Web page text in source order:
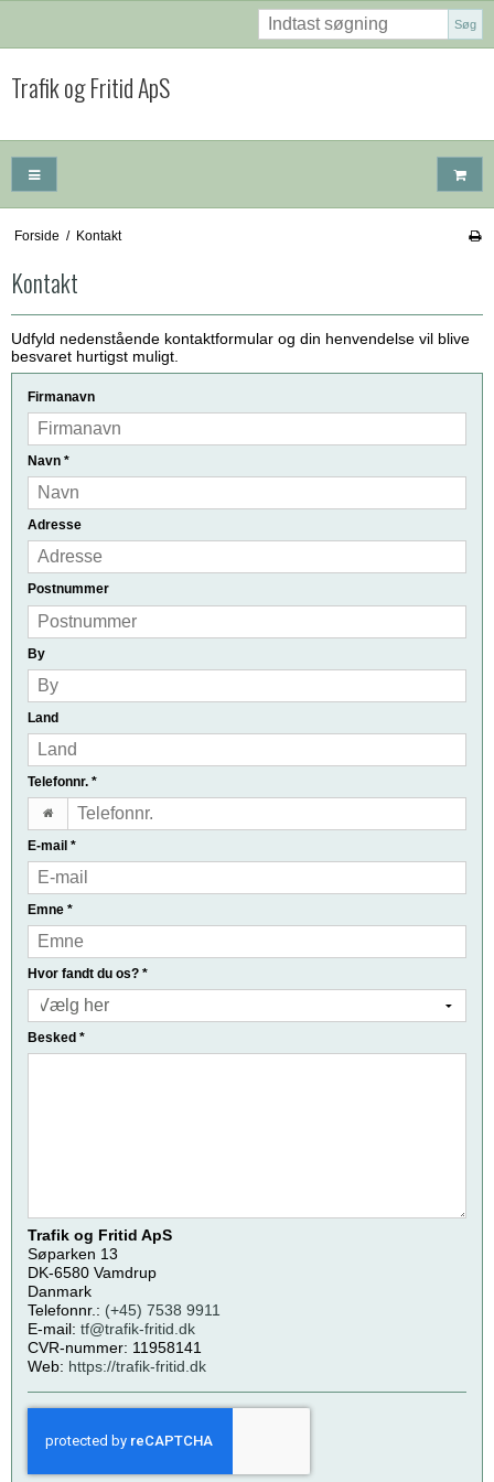
Søg
Trafik og Fritid ApS
Forside / Kontakt
Kontakt
Udfyld nedenstående kontaktformular og din henvendelse vil blive
besvaret hurtigst muligt.
Firmanavn
Navn *
Adresse
Postnummer
By
Land
Telefonnr. *
E-mail *
Emne *
Hvor fandt du os? *
Besked *
Trafik og Fritid ApS
Søparken 13
DK-6580 Vamdrup
Danmark
Telefonnr.: (+45) 7538 9911
E-mail: tf@trafik-fritid.dk
CVR-nummer: 11958141
Web: https://trafik-fritid.dk